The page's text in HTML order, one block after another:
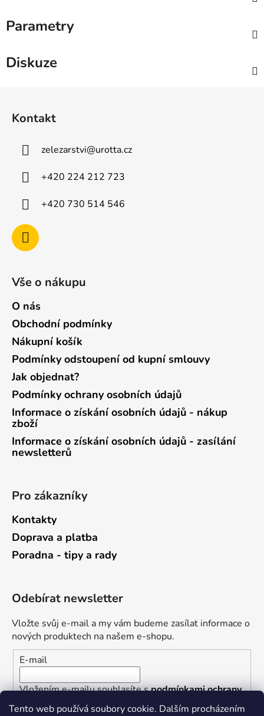
Tento web používá soubory cookie. Dalším procházením
Parametry
Diskuze
Kontakt
zelezarstvi@urotta.cz
+420 224 212 723
+420 730 514 546
Vše o nákupu
O nás
Obchodní podmínky
Nákupní košík
Podmínky odstoupení od kupní smlouvy
Jak objednat?
Podmínky ochrany osobních údajů
Informace o získání osobních údajů - nákup
zboží
Informace o získání osobních údajů - zasílání
newsletterů
Pro zákazníky
Kontakty
Doprava a platba
Poradna - tipy a rady
Odebírat newsletter
Vložte svůj e-mail a my vám budeme zasílat informace o
nových produktech na našem e-shopu.
E-mail
Vložením e-mailu souhlasíte spodmínkami ochrany
osobních údajů